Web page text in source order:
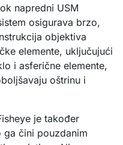
napredni USM
osigurava brzo,
objektiva
elemente, uključujući
i asferične elemente,
oštrinu i
je također
ga čini pouzdanim